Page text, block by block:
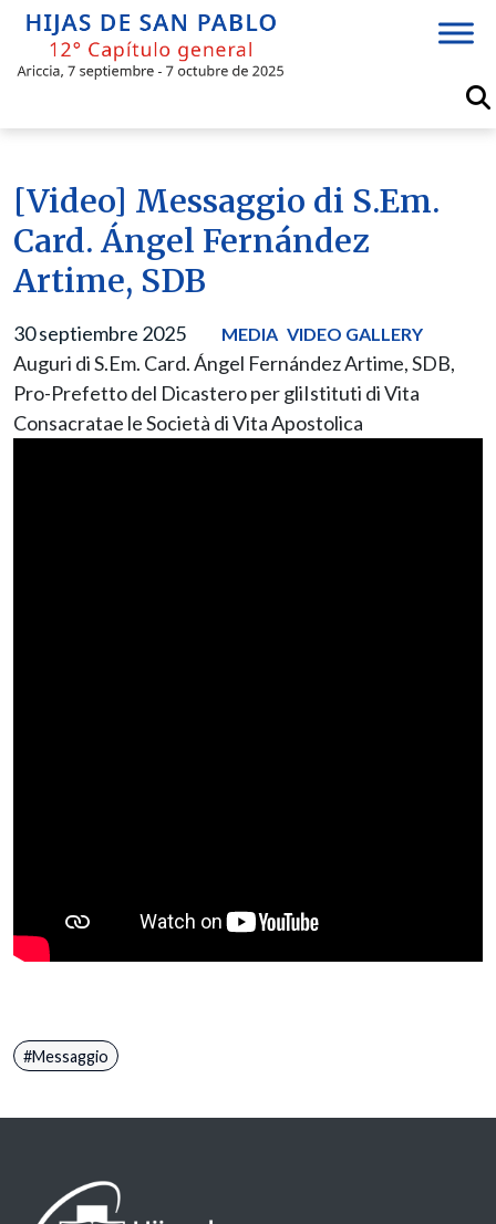
Skip
content
[Video] Messaggio di S.Em.
Card. Ángel Fernández
Artime, SDB
30 septiembre 2025 MEDIA VIDEO GALLERY
Auguri di S.Em. Card. Ángel Fernández Artime, SDB,
Pro-Prefetto del Dicastero per gliIstituti di Vita
Consacratae le Società di Vita Apostolica
Messaggio